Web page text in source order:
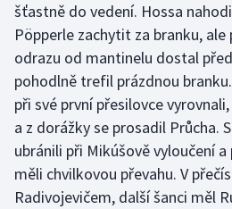
Plážový volejbal
Ragby
Rychlobruslení
Rychlostní kanoistika
Short track
šťastně do vedení. Hossa
Pöpperle zachytit za branku, ale
odrazu od mantinelu dostal
pohodlně trefil prázdnou
při své první přesilovce
a z dorážky se prosadil Průcha.
ubránili při Mikúšově vyloučení
měli chvilkovou převahu. V
Radivojevičem, další šanci měl